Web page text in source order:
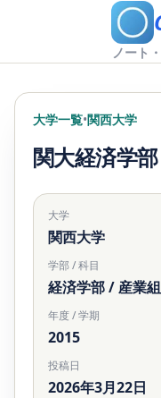
ノート
大学一覧•関西大学
関大経済学
大学
関西大学
学部 / 科目
経済学部 / 産業
年度 / 学期
2015
投稿日
2026年3月22日